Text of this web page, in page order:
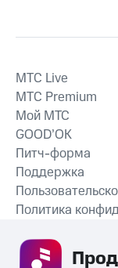
MTС Live
MTС Premium
Мой МТС
GOOD’OK
Питч-форма
Поддержка
Политика